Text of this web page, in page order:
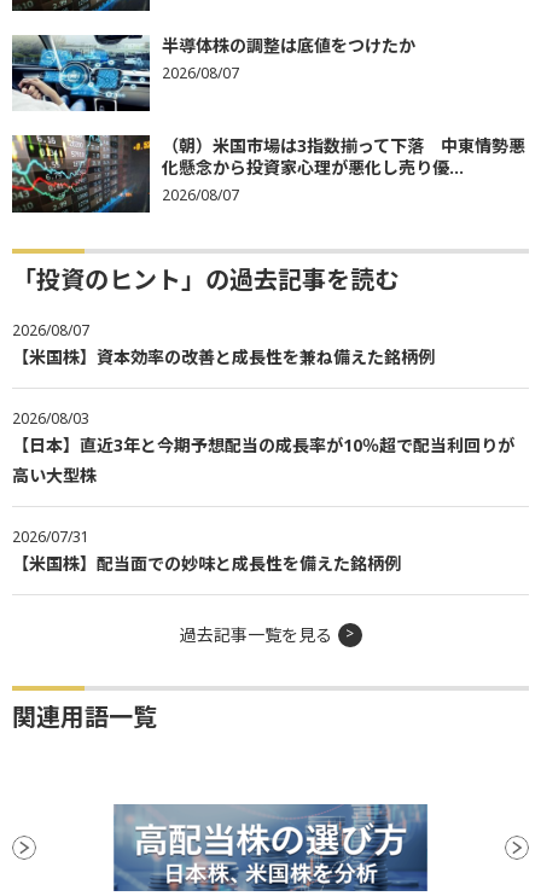
半導体株の調整は底値をつけたか
2026/08/07
（朝）米国市場は3指数揃って下落 中東情勢悪
化懸念から投資家心理が悪化し売り優...
2026/08/07
「投資のヒント」の過去記事を読む
2026/08/07
【米国株】資本効率の改善と成長性を兼ね備えた銘柄例
2026/08/03
【日本】直近3年と今期予想配当の成長率が10％超で配当利回りが
高い大型株
2026/07/31
【米国株】配当面での妙味と成長性を備えた銘柄例
過去記事一覧を見る
関連用語一覧